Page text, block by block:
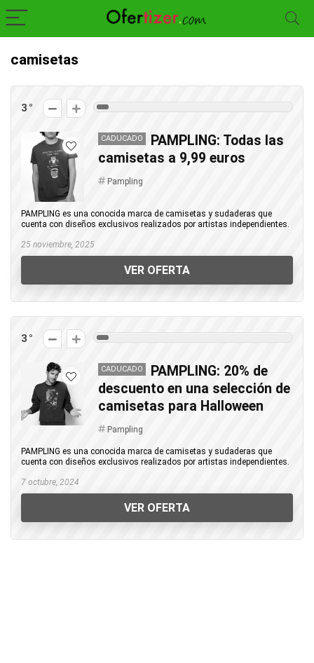
camisetas
3
CADUCADO
PAMPLING: Todas las
camisetas a 9,99 euros
Pampling
PAMPLING es una conocida marca de camisetas y sudaderas que
cuenta con diseños exclusivos realizados por artistas independientes.
25 noviembre, 2025
VER OFERTA
3
CADUCADO
PAMPLING: 20% de
descuento en una selección de
camisetas para Halloween
Pampling
PAMPLING es una conocida marca de camisetas y sudaderas que
cuenta con diseños exclusivos realizados por artistas independientes.
7 octubre, 2024
VER OFERTA